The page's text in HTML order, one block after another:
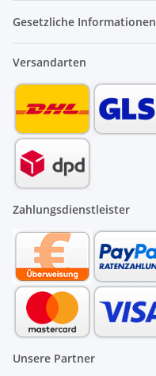
Gesetzliche Informationen
Versandarten
Zahlungsdienstleister
Unsere Partner